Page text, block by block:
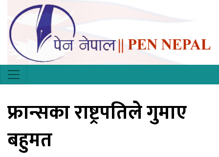
फ्रान्सका राष्ट्रपतिले गुमाए
बहुमत